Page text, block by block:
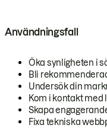
Användningsfall
Öka synligheten i
Bli
Undersök din
Kom i kontakt med
Skapa
Fixa tekniska